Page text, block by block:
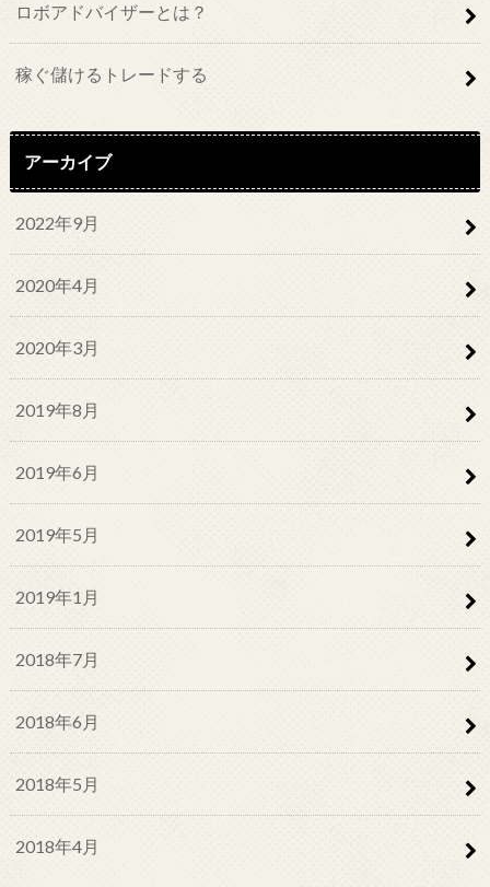
ロボアドバイザーとは？
稼ぐ儲けるトレードする
アーカイブ
2022年9月
2020年4月
2020年3月
2019年8月
2019年6月
2019年5月
2019年1月
2018年7月
2018年6月
2018年5月
2018年4月